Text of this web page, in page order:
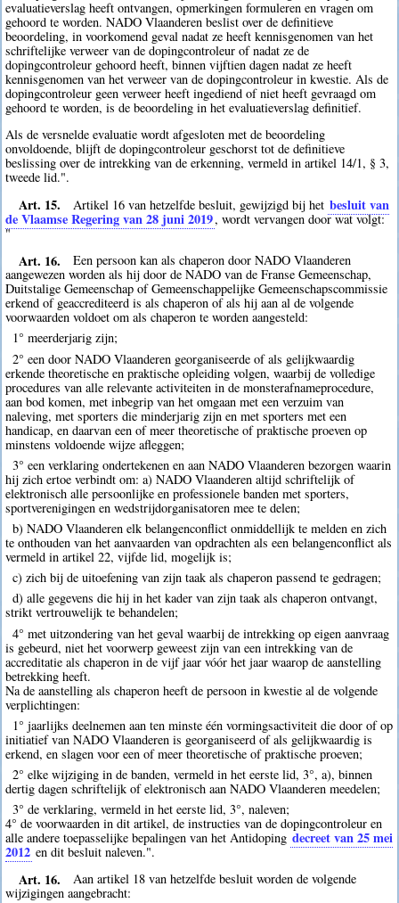
evaluatieverslag heeft ontvangen, opmerkingen formuleren en vragen om
gehoord te worden. NADO Vlaanderen beslist over de definitieve
beoordeling, in voorkomend geval nadat ze heeft kennisgenomen van het
schriftelijke verweer van de dopingcontroleur of nadat ze de
dopingcontroleur gehoord heeft, binnen vijftien dagen nadat ze heeft
kennisgenomen van het verweer van de dopingcontroleur in kwestie. Als de
dopingcontroleur geen verweer heeft ingediend of niet heeft gevraagd om
gehoord te worden, is de beoordeling in het evaluatieverslag definitief.
Als de versnelde evaluatie wordt afgesloten met de beoordeling
onvoldoende, blijft de dopingcontroleur geschorst tot de definitieve
beslissing over de intrekking van de erkenning, vermeld in artikel 14/1, § 3,
tweede lid.".
Art. 15. Artikel 16 van hetzelfde besluit, gewijzigd bij het besluit van
de Vlaamse Regering van 28 juni 2019, wordt vervangen door wat volgt:
"
Art. 16.
Een persoon kan als chaperon door NADO Vlaanderen
aangewezen worden als hij door de NADO van de Franse Gemeenschap,
Duitstalige Gemeenschap of Gemeenschappelijke Gemeenschapscommissie
erkend of geaccrediteerd is als chaperon of als hij aan al de volgende
voorwaarden voldoet om als chaperon te worden aangesteld:
1° meerderjarig zijn;
2° een door NADO Vlaanderen georganiseerde of als gelijkwaardig
erkende theoretische en praktische opleiding volgen, waarbij de volledige
procedures van alle relevante activiteiten in de monsterafnameprocedure,
aan bod komen, met inbegrip van het omgaan met een verzuim van
naleving, met sporters die minderjarig zijn en met sporters met een
handicap, en daarvan een of meer theoretische of praktische proeven op
minstens voldoende wijze afleggen;
3° een verklaring ondertekenen en aan NADO Vlaanderen bezorgen waarin
hij zich ertoe verbindt om: a) NADO Vlaanderen altijd schriftelijk of
elektronisch alle persoonlijke en professionele banden met sporters,
sportverenigingen en wedstrijdorganisatoren mee te delen;
b) NADO Vlaanderen elk belangenconflict onmiddellijk te melden en zich
te onthouden van het aanvaarden van opdrachten als een belangenconflict als
vermeld in artikel 22, vijfde lid, mogelijk is;
c) zich bij de uitoefening van zijn taak als chaperon passend te gedragen;
d) alle gegevens die hij in het kader van zijn taak als chaperon ontvangt,
strikt vertrouwelijk te behandelen;
4° met uitzondering van het geval waarbij de intrekking op eigen aanvraag
is gebeurd, niet het voorwerp geweest zijn van een intrekking van de
accreditatie als chaperon in de vijf jaar vóór het jaar waarop de aanstelling
betrekking heeft.
Na de aanstelling als chaperon heeft de persoon in kwestie al de volgende
verplichtingen:
1° jaarlijks deelnemen aan ten minste één vormingsactiviteit die door of op
initiatief van NADO Vlaanderen is georganiseerd of als gelijkwaardig is
erkend, en slagen voor een of meer theoretische of praktische proeven;
2° elke wijziging in de banden, vermeld in het eerste lid, 3°, a), binnen
dertig dagen schriftelijk of elektronisch aan NADO Vlaanderen meedelen;
3° de verklaring, vermeld in het eerste lid, 3°, naleven;
4° de voorwaarden in dit artikel, de instructies van de dopingcontroleur en
alle andere toepasselijke bepalingen van het Antidoping decreet van 25 mei
2012 en dit besluit naleven.".
Art. 16.
Aan artikel 18 van hetzelfde besluit worden de volgende
wijzigingen aangebracht: